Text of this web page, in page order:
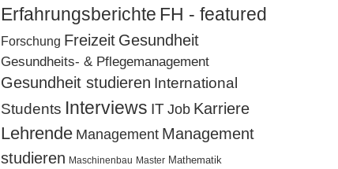
Erfahrungsberichte FH - featured
Forschung Freizeit Gesundheit
Gesundheits- & Pflegemanagement
Gesundheit studieren International
Students Interviews IT Job Karriere
Lehrende Management Management
studieren Maschinenbau Master Mathematik